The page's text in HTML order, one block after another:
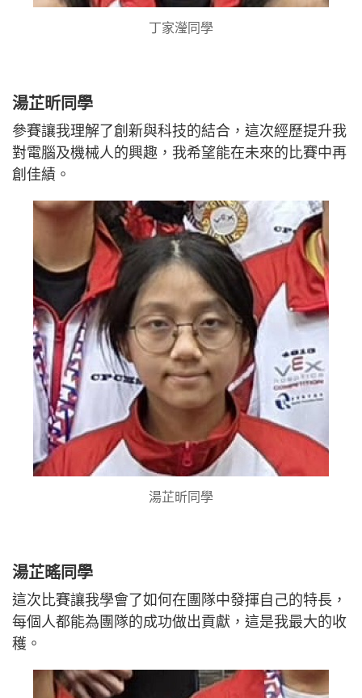
丁家瀅同學
湯芷昕同學
參賽讓我理解了創新與科技的結合，這次經歷提升我
對電腦及機械人的興趣，我希望能在未來的比賽中再
創佳績。
湯芷昕同學
湯芷暚同學
這次比賽讓我學會了如何在團隊中發揮自己的特長，
每個人都能為團隊的成功做出貢獻，這是我最大的收
穫。